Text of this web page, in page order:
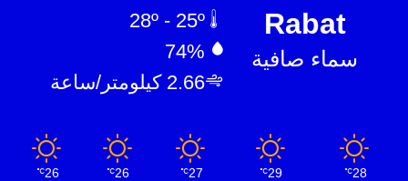
Rabat
سماء صافية
74%
2.66 كيلومتر/ساعة
28
℃
29
℃
27
℃
26
℃
26
℃